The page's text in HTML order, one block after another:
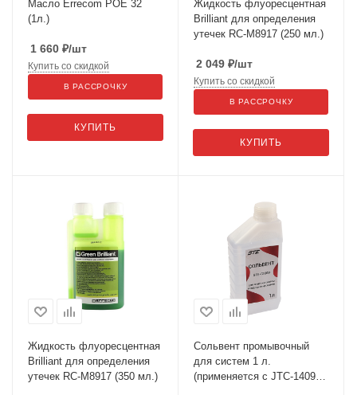
Масло Errecom POE 32
(1л.)
1 660 ₽/шт
КУПИТЬ
Купить со скидкой
В РАССРОЧКУ
Жидкость флуоресцентная
Brilliant для определения
утечек RC-M8917 (250 мл.)
2 049 ₽/шт
КУПИТЬ
Купить со скидкой
В РАССРОЧКУ
Жидкость флуоресцентная
Brilliant для определения
утечек RC-M8917 (350 мл.)
Сольвент промывочный
для систем 1 л.
(применяется с JTC-1409 И